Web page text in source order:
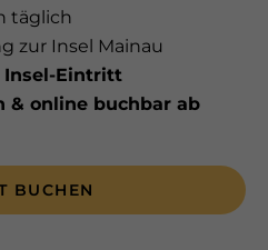
täglich
zur Insel Mainau
Insel-Eintritt
& online buchbar ab
BUCHEN